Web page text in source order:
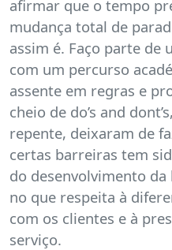
afirmar que o tempo
mudança total de
assim é. Faço parte de
com um percurso
assente em regras e
cheio de do’s and
repente, deixaram de
certas barreiras tem
do desenvolvimento
no que respeita à
com os clientes e à
serviço.